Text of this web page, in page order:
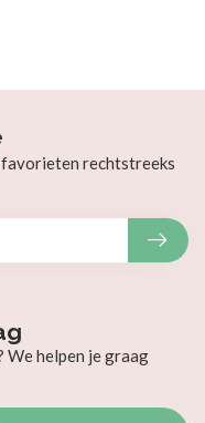
We helpen je graag
rechtstreeks